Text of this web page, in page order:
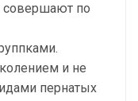
совершают по
и не
пернатых